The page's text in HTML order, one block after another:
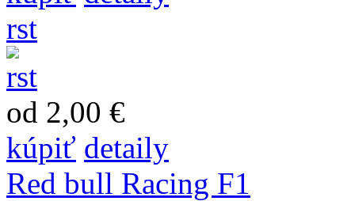
rst
od 2,00 €
kúpiť detaily
Red bull Racing F1